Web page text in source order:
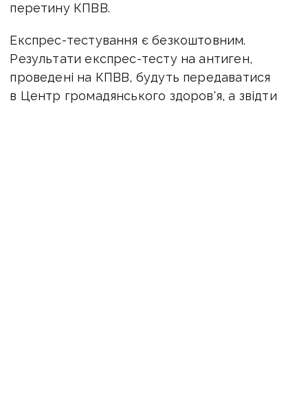
перетину КПВВ.
Експрес-тестування є безкоштовним.
Результати експрес-тесту на антиген,
проведені на КПВВ, будуть передаватися
в Центр громадянського здоров'я, а звідти